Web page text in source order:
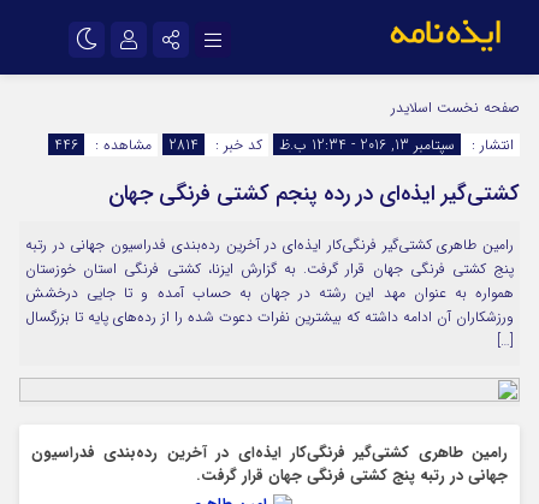
اینستاگرام
سروش
ایتا
آپارات
اپلیکیشن رمز عبور
مرا به خاطر بسپار
صفحه نخست اسلایدر
انتشار :
سپتامبر 13, 2016 - 12:34 ب.ظ کد خبر : 2814 مشاهده : 446
کشتی‌گیر ایذه‌ای در رده پنجم کشتی فرنگی جهان
رامین طاهری کشتی‌گیر فرنگی‌کار ایذه‌ای در آخرین رده‌بندی فدراسیون جهانی در رتبه
پنج کشتی فرنگی جهان قرار گرفت. به گزارش ایزنا، کشتی فرنگی استان خوزستان
همواره به عنوان مهد این رشته در جهان به حساب آمده و تا جایی درخشش
ورزشکاران آن ادامه داشته که بیشترین نفرات دعوت شده را از رده‌های پایه تا بزرگسال
[…]
رامین طاهری کشتی‌گیر فرنگی‌کار ایذه‌ای در آخرین رده‌بندی فدراسیون
جهانی در رتبه پنج کشتی فرنگی جهان قرار گرفت.